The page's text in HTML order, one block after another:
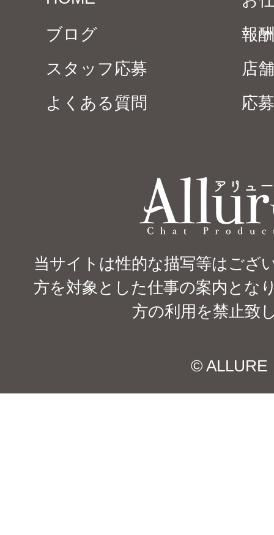
ブログ
報
スタッフ応募
店
よくある質問
応
当サイトは性的な描写等はござ
方を対象とした仕事の案内とな
方の利用を禁止致
© ALLURE